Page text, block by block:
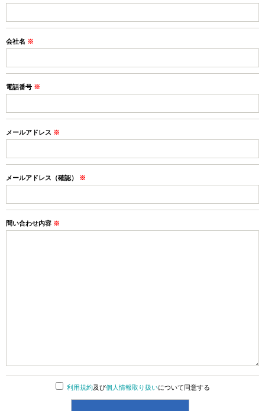
会社名 ※
電話番号 ※
メールアドレス ※
メールアドレス（確認） ※
問い合わせ内容 ※
利用規約及び個人情報取り扱いについて同意する